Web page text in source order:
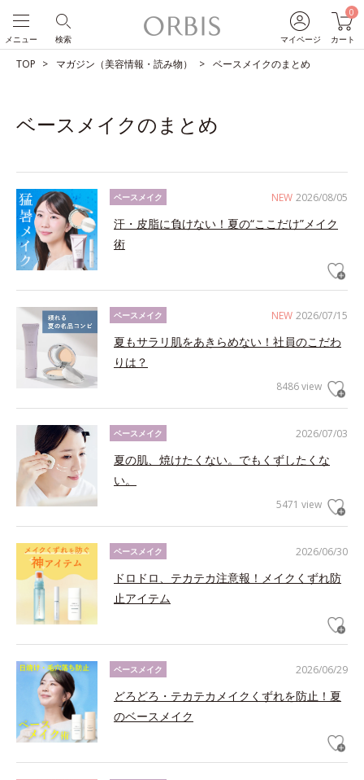
マイページ
0
カート
検索
メニュー
TOP マガジン（美容情報・読み物） ベースメイクのまとめ
ベースメイクのまとめ
NEW 2026/08/05
ベースメイク
汗・皮脂に負けない！夏の“ここだけ”メイク
術
NEW 2026/07/15
ベースメイク
夏もサラリ肌をあきらめない！社員のこだわ
りは？
8486 view
2026/07/03
ベースメイク
夏の肌、焼けたくない。でもくずしたくな
い。
5471 view
2026/06/30
ベースメイク
ドロドロ、テカテカ注意報！メイクくずれ防
止アイテム
2026/06/29
ベースメイク
どろどろ・テカテカメイクくずれを防止！夏
のベースメイク